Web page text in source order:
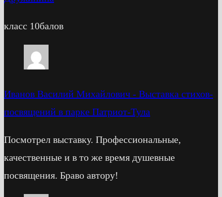
класс 10балов
Иванов Василий Михайлович - Выставка стихов-
посвящений в парке Патриот-Тула
Посмотрел выставку. Профессиональные,
качественные и в то же время душевные
посвящения. Браво автору!